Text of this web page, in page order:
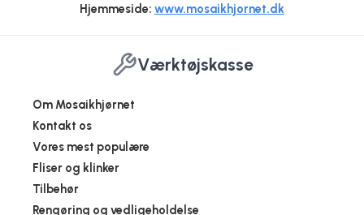
Hjemmeside: www.mosaikhjornet.dk
Værktøjskasse
Om Mosaikhjørnet
Kontakt os
Vores mest populære
Fliser og klinker
Tilbehør
Rengøring og vedligeholdelse